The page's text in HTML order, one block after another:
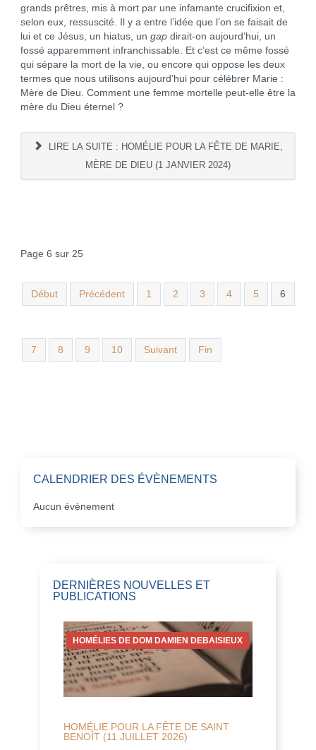
grands prêtres, mis à mort par une infamante crucifixion et,
selon eux, ressuscité. Il y a entre l’idée que l’on se faisait de
lui et ce Jésus, un hiatus, un gapdirait-on aujourd’hui, un
fossé apparemment infranchissable. Et c’est ce même fossé
qui sépare la mort de la vie, ou encore qui oppose les deux
termes que nous utilisons aujourd’hui pour célébrer Marie :
Mère de Dieu. Comment une femme mortelle peut-elle être la
mère du Dieu éternel ?
LIRE LA SUITE : HOMÉLIE POUR LA FÊTE DE MARIE,
MÈRE DE DIEU (1 JANVIER 2024)
Page 6 sur 25
Début Précédent 1 2 3 4 5 6
7 8 9 10 Suivant Fin
CALENDRIER DES ÉVÈNEMENTS
Aucun évènement
DERNIÈRES NOUVELLES ET
PUBLICATIONS
HOMÉLIES DE DOM DAMIEN DEBAISIEUX
HOMÉLIE POUR LA FÊTE DE SAINT
BENOÎT (11 JUILLET 2026)